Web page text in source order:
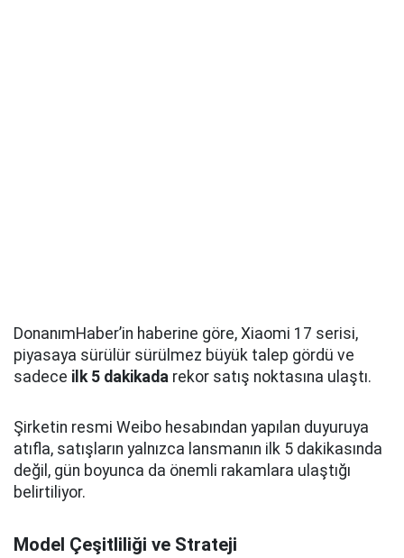
DonanımHaber’in haberine göre, Xiaomi 17 serisi,
piyasaya sürülür sürülmez büyük talep gördü ve
sadece ilk 5 dakikada rekor satış noktasına ulaştı.
Şirketin resmi Weibo hesabından yapılan duyuruya
atıfla, satışların yalnızca lansmanın ilk 5 dakikasında
değil, gün boyunca da önemli rakamlara ulaştığı
belirtiliyor.
Model Çeşitliliği ve Strateji